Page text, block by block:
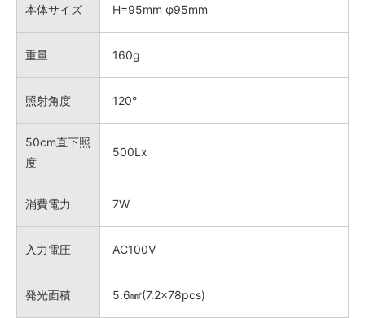
本体サイズ H=95mm φ95mm
重量 160g
照射角度 120°
50cm直下照
度
500Lx
消費電力 7W
入力電圧 AC100V
発光面積 5.6㎟(7.2×78pcs)